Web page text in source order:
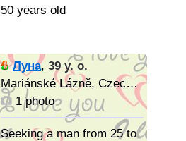
50 years old
счастливее если
познакомлюсь здесь с
добрым и ласковыми
мужчиной.
Я не ищу забавной игры.
Луна, 39 y. o.
Mariánské Lázně, Czech Republic
1 photo
Seeking a man from 25 to